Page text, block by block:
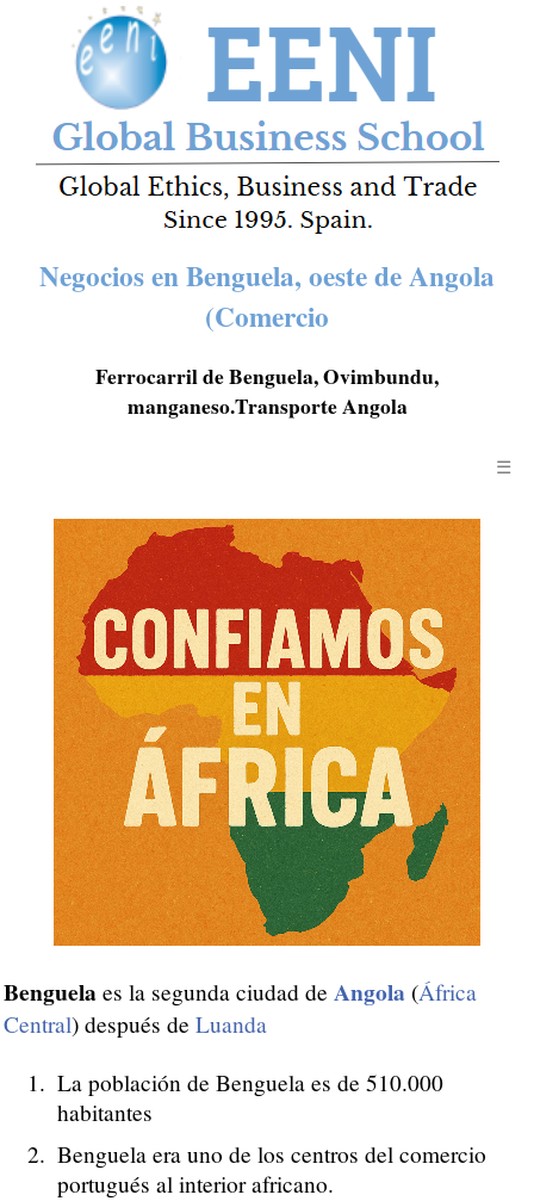
Negocios en Benguela, oeste de Angola
(Comercio
Ferrocarril de Benguela, Ovimbundu,
manganeso.Transporte Angola
☰
Benguela es la segunda ciudad de Angola (África
Central) después de Luanda
La población de Benguela es de 510.000
habitantes
Benguela era uno de los centros del comercio
portugués al interior africano.